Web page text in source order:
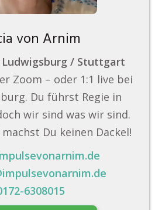
von Arnim
Ludwigsburg / Stuttgart
Zoom – oder 1:1 live bei
Du führst Regie in
wir sind was wir sind.
Du keinen Dackel!
6308015